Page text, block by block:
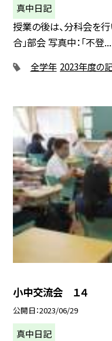
真中日記
授業の後は、分科会を行
合」部会 写真中：「不登...
全学年 2023年度の
小中交流会 １４
公開日 2023/06/29
真中日記